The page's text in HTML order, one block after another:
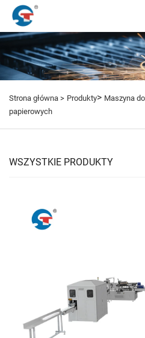
O nas
Produkty
Wiadomości
Strona główna > Produkty> Maszyna
papierowych
WSZYSTKIE PRODUKTY